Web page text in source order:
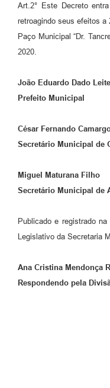
Art.2° Este Decreto
retroagindo seus efeitos a
Paço Municipal “Dr.
2020.
João Eduardo Dado
Prefeito Municipal
César Fernando
Secretário Municipal de
Miguel Maturana Filho
Secretário Municipal de
Publicado e registrado
Legislativo da Secretaria
Ana Cristina Mendonça
Respondendo pela